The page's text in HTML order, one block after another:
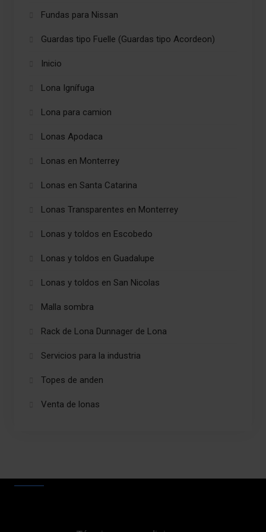
Fundas para Nissan
Guardas tipo Fuelle (Guardas tipo Acordeon)
Inicio
Lona Ignífuga
Lona para camion
Lonas Apodaca
Lonas en Monterrey
Lonas en Santa Catarina
Lonas Transparentes en Monterrey
Lonas y toldos en Escobedo
Lonas y toldos en Guadalupe
Lonas y toldos en San Nicolas
Malla sombra
Rack de Lona Dunnager de Lona
Servicios para la industria
Topes de anden
Venta de lonas